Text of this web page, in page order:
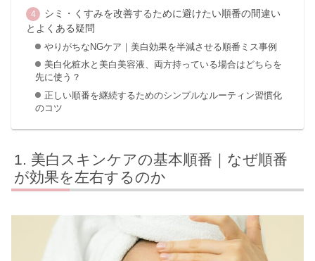
シミ・くすみを改善するために避けたい順番の間違い
とよくある疑問
やりがちなNGケア｜美白効果を半減させる順番ミス事例
美白化粧水と美白美容液、両方持っている場合はどちらを
先に使う？
正しい順番を継続するためのシンプルなルーティン習慣化
のコツ
美白スキンケアの基本順番｜なぜ順番
が効果を左右するのか